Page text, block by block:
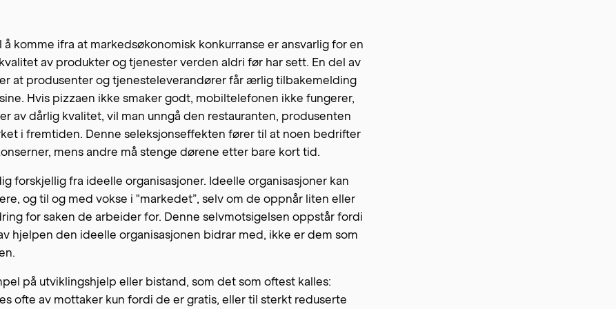
å komme ifra at markedsøkonomisk konkurranse er ansvarlig for en
av produkter og tjenester verden aldri før har sett. En del av
at produsenter og tjenesteleverandører får ærlig tilbakemelding
Hvis pizzaen ikke smaker godt, mobiltelefonen ikke fungerer,
av dårlig kvalitet, vil man unngå den restauranten, produsenten
i fremtiden. Denne seleksjonseffekten fører til at noen bedrifter
mens andre må stenge dørene etter bare kort tid.
forskjellig fra ideelle organisasjoner. Ideelle organisasjoner kan
og til og med vokse i "markedet”, selv om de oppnår liten eller
for saken de arbeider for. Denne selvmotsigelsen oppstår fordi
hjelpen den ideelle organisasjonen bidrar med, ikke er dem som
på utviklingshjelp eller bistand, som det som oftest kalles:
ofte av mottaker kun fordi de er gratis, eller til sterkt reduserte